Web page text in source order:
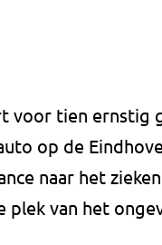
voor tien ernstig
op de
naar het
plek van het